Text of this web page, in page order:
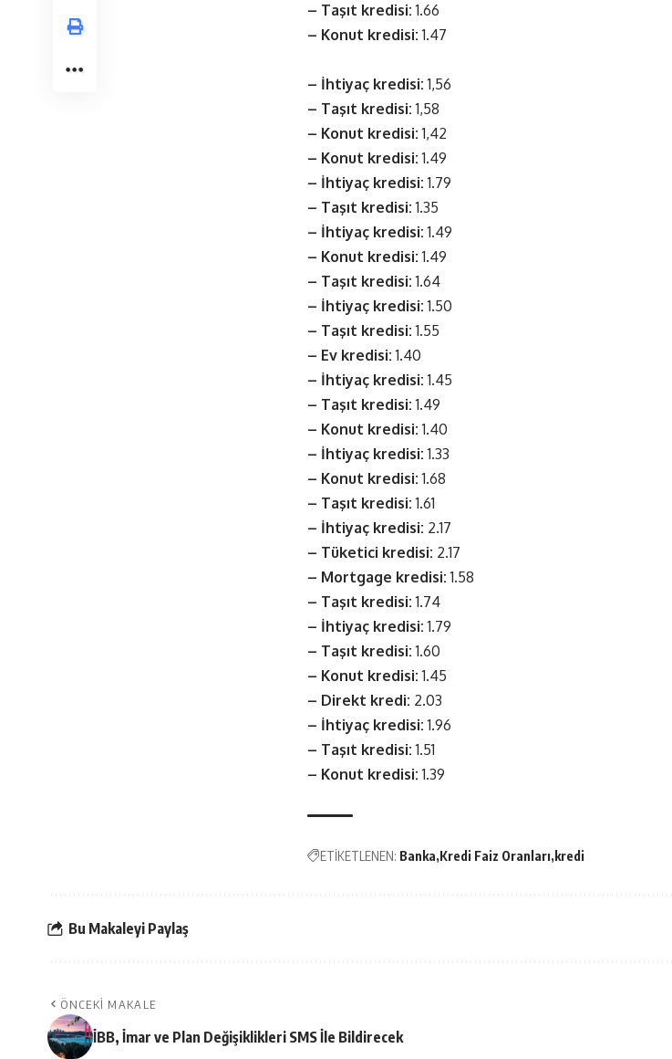
– Taşıt kredisi:1.66
– Konut kredisi: 1.47
– İhtiyaç kredisi: 1,56
– Taşıt kredisi: 1,58
– Konut kredisi: 1,42
– Konut kredisi: 1.49
– İhtiyaç kredisi: 1.79
– Taşıt kredisi: 1.35
– İhtiyaç kredisi: 1.49
– Konut kredisi: 1.49
– Taşıt kredisi: 1.64
– İhtiyaç kredisi: 1.50
– Taşıt kredisi: 1.55
– Ev kredisi: 1.40
– İhtiyaç kredisi: 1.45
– Taşıt kredisi: 1.49
– Konut kredisi: 1.40
– İhtiyaç kredisi: 1.33
– Konut kredisi: 1.68
– Taşıt kredisi: 1.61
– İhtiyaç kredisi: 2.17
– Tüketici kredisi: 2.17
– Mortgage kredisi: 1.58
– Taşıt kredisi: 1.74
– İhtiyaç kredisi: 1.79
– Taşıt kredisi: 1.60
– Konut kredisi: 1.45
– Direkt kredi: 2.03
– İhtiyaç kredisi: 1.96
– Taşıt kredisi: 1.51
– Konut kredisi: 1.39
ETİKETLENEN: Banka Kredi Faiz Oranları kredi
Bu Makaleyi Paylaş
ÖNCEKI MAKALE
İBB, İmar ve Plan Değişiklikleri SMS İle Bildirecek